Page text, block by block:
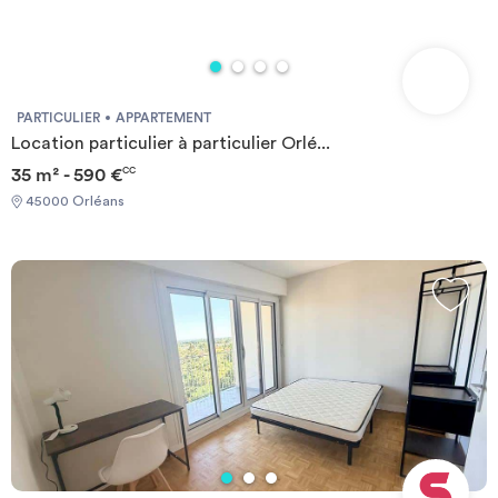
PARTICULIER APPARTEMENT
Location particulier à particulier Orlé...
35 m² - 590 €CC
45000 Orléans